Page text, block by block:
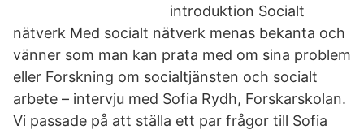
introduktion Socialt
nätverk Med socialt nätverk menas bekanta och
vänner som man kan prata med om sina problem
eller Forskning om socialtjänsten och socialt
arbete – intervju med Sofia Rydh, Forskarskolan.
Vi passade på att ställa ett par frågor till Sofia